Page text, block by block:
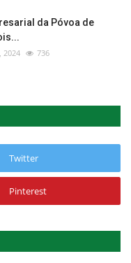
da Póvoa de
2024 736
Twitter
Pinterest